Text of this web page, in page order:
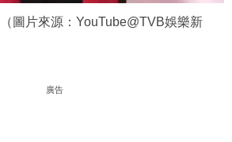
圖片來源：YouTube@TVB娛樂新
廣告